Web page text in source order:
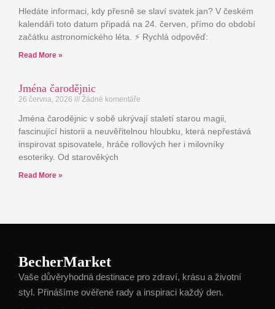
Hledáte informaci, kdy přesně se slaví svatek.jan? V českém
kalendáři toto datum připadá na 24. červen, přímo do období
začátku astronomického léta. ⚡ Rychlá odpověď:
Read More »
Jména čarodějnic
26 června, 2026 Žádné komentáře
Jména čarodějnic v sobě ukrývají staletí starou magii,
fascinující historii a neuvěřitelnou hloubku, která nepřestává
inspirovat spisovatele, hráče rollových her i milovníky
esoteriky. Od starověkých
Read More »
BecherMarket
Vaše důvěryhodná destinace pro zdraví, krásu a životní
styl. Přinášíme ověřené rady a inspiraci každý den.